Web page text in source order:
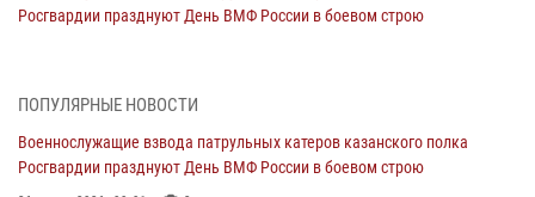
Росгвардии празднуют День ВМФ России в боевом строю
Татарстанские росгвардейцы завоевали «бронзу» в окружном этапе
24 июля 2026, 15:05
ПОПУЛЯРНЫЕ НОВОСТИ
Военнослужащие взвода патрульных катеров казанского полка
Росгвардии празднуют День ВМФ России в боевом строю